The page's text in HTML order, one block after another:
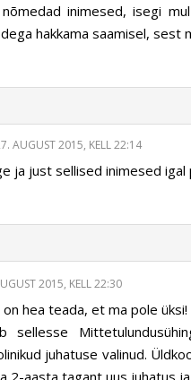
inimesed, isegi
hakkama saamisel, sest
AUGUST 2015, KELL 22:14
ja just sellised inimesed
2015, KELL 22:30
hea teada, et ma pole üksi!
sellesse
juhatuse valinud.